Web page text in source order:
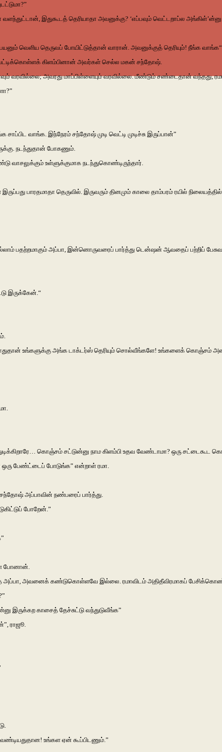
வளந்துட்டான், இதுகூடத் தெரியாதா அவனுக்கு? ‘எப்பவும் வெட்டறாப்ல
வெளிய தெருவப் போயிட்டுத்தான் வாரான். அவனுக்குத் தெரியும்! நீங்க
கிளம்பினான் அவர்கள் செல்ல மகன் சந்தோஷ்.
வரவில்லை; அவரது மாப்பிள்ளையும் வரவில்லை. மீண்டும் சண்டைதான் வந்தது,
வாங்க. இந்நேரம் சந்தோஷ் முடி வெட்டி முடிச்சு இருப்பான்”
நடந்துதான் போகணும்.
உள்ளுக்குமாக நடந்துகொண்டிருந்தார்.
பாரதமாதா தெருவில். இருவரும் தினமும் காலை தாம்பரம் ரயில்
பதற்றமாகும் அப்பா, இன்னொருவரைப் பார்த்து டென்ஷன் ஆவதைப் பற்றிப்
இருக்கேன்.“
உங்களுக்கு அங்க டாக்டர்ஸ் தெரியும் சொல்வீங்களே! உங்களைக் கொஞ்சம்
கொஞ்சம் சட்டுன்னு நாம கிளம்பி உதவ வேண்டாமா? ஒரு சட்டைகூட
பேண்ட்டைப் போடுங்க” என்றாள் ரமா.
சந்தோஷ் அப்பாவின் நண்பரைப் பார்த்து.
போறேன்.”
போனான்.
அப்பா, அவனைக் கண்டுகொள்ளவே இல்லை. ரமாவிடம் அதிதீவிரமாகப்
இருக்கற காசைத் தேச்சுட்டு வந்துடுவீங்க”
ராஜூ.
உங்கள ஏன் கூப்பிடணும்.”